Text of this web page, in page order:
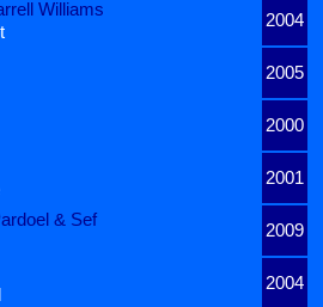
Williams
2004
2005
2000
2001
& Sef
2009
2004